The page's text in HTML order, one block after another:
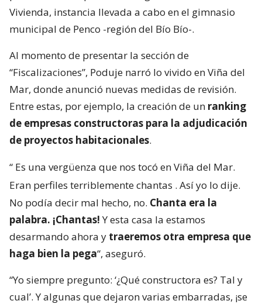
Vivienda, instancia llevada a cabo en el gimnasio
municipal de Penco -región del Bío Bío-.
Al momento de presentar la sección de
“Fiscalizaciones”, Poduje narró lo vivido en Viña del
Mar, donde anunció nuevas medidas de revisión.
Entre estas, por ejemplo, la creación de un ranking
de empresas constructoras para la adjudicación
de proyectos habitacionales.
“ Es una vergüenza que nos tocó en Viña del Mar.
Eran perfiles terriblemente chantas . Así yo lo dije.
No podía decir mal hecho, no. Chanta era la
palabra. ¡Chantas!Y esta casa la estamos
desarmando ahora y traeremos otra empresa que
haga bien la pega“, aseguró.
“Yo siempre pregunto: ‘¿Qué constructora es? Tal y
cual’. Y algunas que dejaron varias embarradas, ¡se